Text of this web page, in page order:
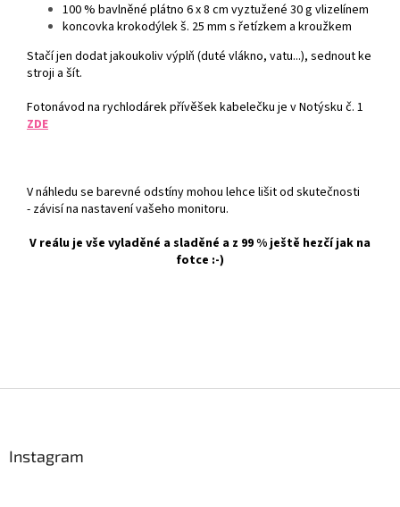
100 % bavlněné plátno 6 x 8 cm vyztužené 30 g vlizelínem
koncovka krokodýlek š. 25 mm s řetízkem a kroužkem
Stačí jen dodat jakoukoliv výplň (duté vlákno, vatu...), sednout ke
stroji a šít.
Fotonávod na rychlodárek přívěšek kabelečku je v Notýsku č. 1
ZDE
V náhledu se barevné odstíny mohou lehce lišit od skutečnosti
- závisí na nastavení vašeho monitoru.
V reálu je vše vyladěné a sladěné a z 99 % ještě hezčí jak na
fotce :-)
Instagram